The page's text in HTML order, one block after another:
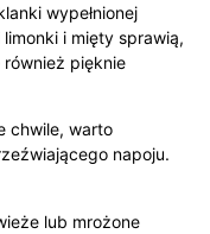
wypełnionej
i mięty sprawią,
pięknie
chwile, warto
napoju.
lub mrożone